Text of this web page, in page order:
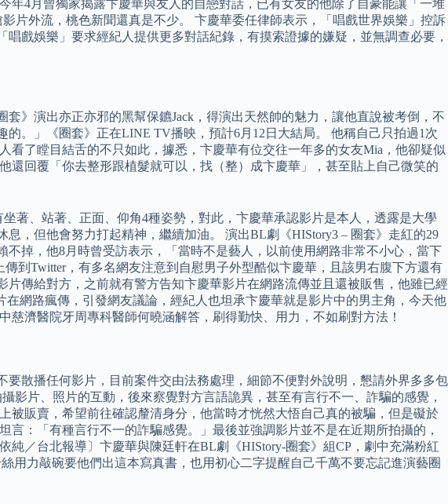
4月曾獨家揭露卞慶華與友人的自戀對話，已有女友的他除了自豪能讓「一堆
片外流，桃色新聞還真是不少。 卞慶華委任律師表示，「唱戲世界娛樂」控訴
戲娛樂」要求經紀人提供更多對話紀錄，有摸索證據的嫌疑，並無調查必要，
》演出亦正亦邪的黑幫保鑣Jack，得演出天然帥的魅力，讓他直說被考倒，不
。」《圈套》正在LINE TV播映，預計6月12日大結局。 他稱自己只拍過1次
了瞠目結舌的不只如此，據悉，卞慶華有位交往一年多的女友Mia，他卻疑似
回覆「你去整形跟植髮就可以，找（整）成卞慶華」，甚至貼上自己微笑的
著、站著、正面、仰角4種姿勢，對此，卞慶華承認影片是本人，透露是大學
，但他會努力打起精神，繼續加油。 演出BL劇《HIStory3 – 圈套》走紅的29
掉，他8月時曾受訪表示，「當時不是藝人，以前使用網路非常不小心，當下
到Twitter，有多名網友注意到自慰男子外型酷似卞慶華，且該男右腹下方還有
傳給對方，之前就有警方告知卞慶華影片在網路流傳並且還被販售，他雖已經
網路瘋傳，引發網友議論，經紀人也坦承卞慶華就是影片中的男主角，今天他
濟醫院牙周專科醫師何曉涵解答，刷得勤快、用力，不如刷對方法！
散播任何影片，目前案件交由法務處理，細節不便對外說明，懇請外界多多包
片、照片的互動，後來察覺對方言語詭異，甚至有言行不一、詐騙的感覺，
販賣，希望前往確認釐清身分，他當時才恍然大悟自己真的被騙，但是礙於
：「有種言行不一的詐騙感覺。」最後並強調影片並不是在近期所拍攝的，
／台北報導〕卞慶華與陳廷軒在BL劇《HIStory-圈套》組CP，劇中充滿粉紅
用力敲碗要他們出這本寫真書，也用初心二字提醒自己千萬不要忘記進演藝圈